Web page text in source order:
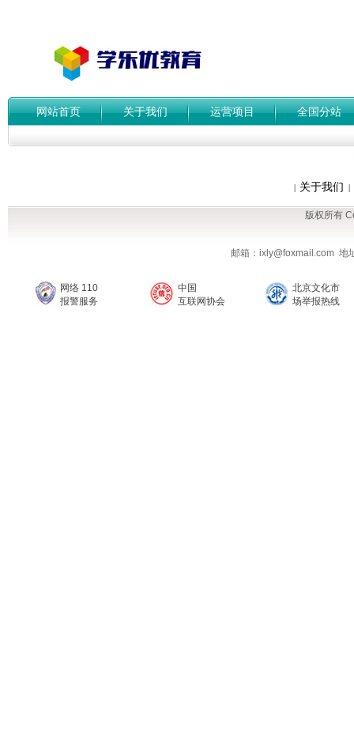
网站首页 关于我们 运营项目 全国分站
| 关于我们 |
版权所有
邮箱：ixly@foxmail.com 地
网络 110
报警服务
中国
互联网协会
北京文化市
场举报热线